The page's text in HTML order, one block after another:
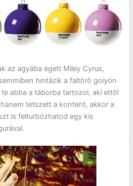
az agyába égett Miley Cyrus,
hintázik a faltörő golyón
abba a táborba tartozol, aki ettől
tetszett a kontent, akkor a
is felturbózhatod egy kis